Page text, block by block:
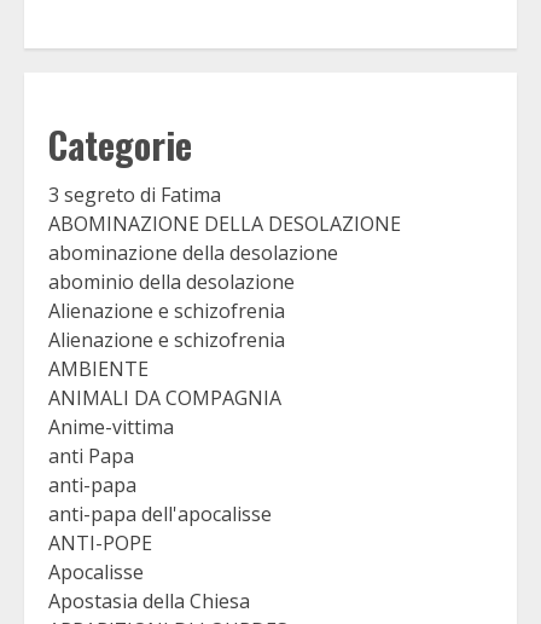
Categorie
3 segreto di Fatima
ABOMINAZIONE DELLA DESOLAZIONE
abominazione della desolazione
abominio della desolazione
Alienazione e schizofrenia
Alienazione e schizofrenia
AMBIENTE
ANIMALI DA COMPAGNIA
Anime-vittima
anti Papa
anti-papa
anti-papa dell'apocalisse
ANTI-POPE
Apocalisse
Apostasia della Chiesa